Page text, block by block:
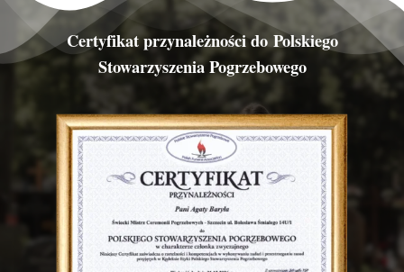
Certyfikat przynależności do Polskiego
Stowarzyszenia Pogrzebowego